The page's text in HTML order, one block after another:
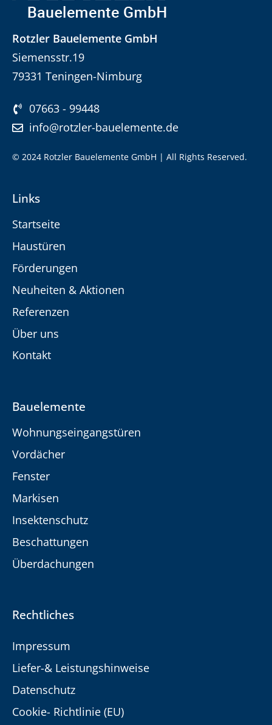
Rotzler Bauelemente GmbH
Siemensstr.19
79331 Teningen-Nimburg
07663 - 99448
info@rotzler-bauelemente.de
© 2024 Rotzler Bauelemente GmbH | All Rights Reserved.
Links
Startseite
Haustüren
Förderungen
Neuheiten & Aktionen
Referenzen
Über uns
Kontakt
Bauelemente
Wohnungseingangstüren
Vordächer
Fenster
Markisen
Insektenschutz
Beschattungen
Überdachungen
Rechtliches
Impressum
Liefer-& Leistungshinweise
Datenschutz
Cookie- Richtlinie (EU)